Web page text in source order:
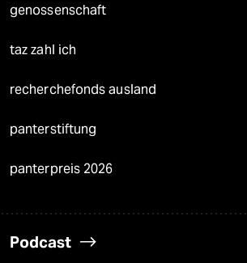
genossenschaft
taz zahl ich
recherchefonds ausland
panterstiftung
panterpreis 2026
Podcast